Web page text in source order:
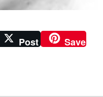
Post Save